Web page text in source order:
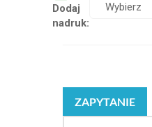
Dodaj
nadruk:
ZAPYTANIE